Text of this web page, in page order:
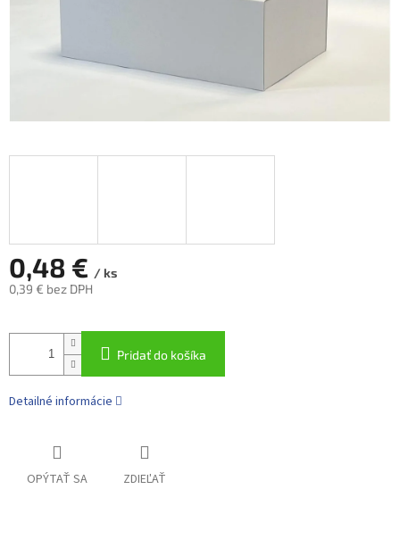
0,48 € / ks
0,39 € bez DPH
cena:
Pridať do košíka
Detailné informácie
OPÝTAŤ SA ZDIEĽAŤ